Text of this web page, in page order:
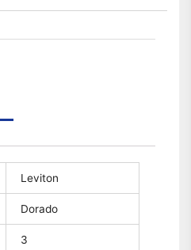
Leviton
Dorado
3